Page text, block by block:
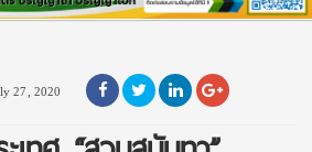
27, 2020